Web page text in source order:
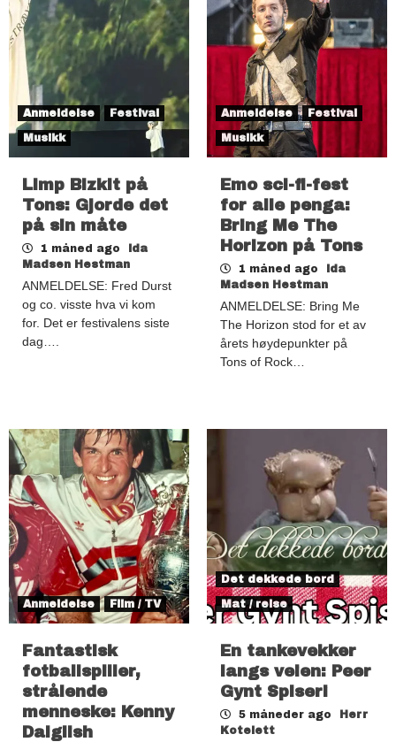
Anmeldelse
Festival
Musikk
Limp Bizkit på
Tons: Gjorde det
på sin måte
1 måned ago
Ida
Madsen Hestman
ANMELDELSE: Fred Durst
og co. visste hva vi kom
for. Det er festivalens siste
dag….
Anmeldelse
Festival
Musikk
Emo sci-fi-fest
for alle penga:
Bring Me The
Horizon på Tons
1 måned ago
Ida
Madsen Hestman
ANMELDELSE: Bring Me
The Horizon stod for et av
årets høydepunkter på
Tons of Rock…
Anmeldelse Film / TV
Fantastisk
fotballspiller,
strålende
menneske: Kenny
Dalglish
Det dekkede bord
Mat / reise
En tankevekker
langs veien: Peer
Gynt Spiseri
5 måneder ago
Herr
Kotelett